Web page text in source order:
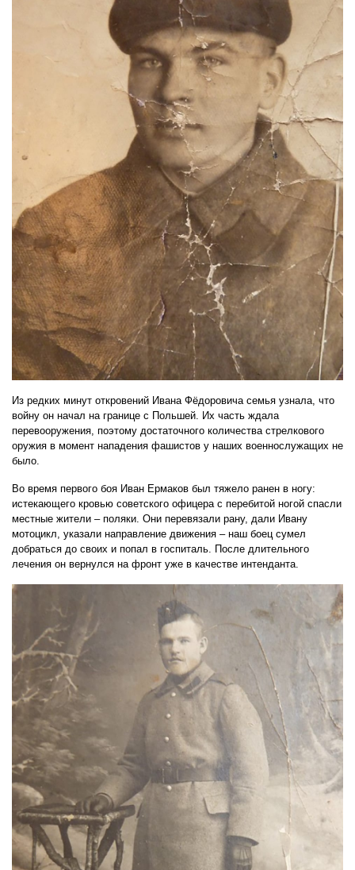
Из редких минут откровений Ивана Фёдоровича семья узнала, что
войну он начал на границе с Польшей. Их часть ждала
перевооружения, поэтому достаточного количества стрелкового
оружия в момент нападения фашистов у наших военнослужащих не
было.
Во время первого боя Иван Ермаков был тяжело ранен в ногу:
истекающего кровью советского офицера с перебитой ногой спасли
местные жители – поляки. Они перевязали рану, дали Ивану
мотоцикл, указали направление движения – наш боец сумел
добраться до своих и попал в госпиталь. После длительного
лечения он вернулся на фронт уже в качестве интенданта.